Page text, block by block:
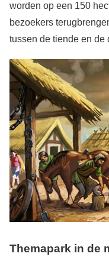
worden op een 150
bezoekers
tussen de tiende en de
Themapark in de